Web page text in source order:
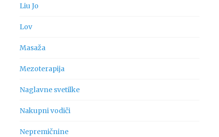
Liu Jo
Lov
Masaža
Mezoterapija
Naglavne svetilke
Nakupni vodiči
Nepremičnine